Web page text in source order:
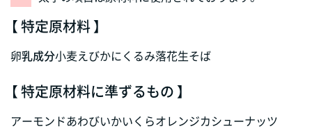
【 特定原材料 】
卵乳成分小麦えびかにくるみ落花生そば
【 特定原材料に準ずるもの 】
アーモンドあわびいかいくらオレンジカシューナッツ